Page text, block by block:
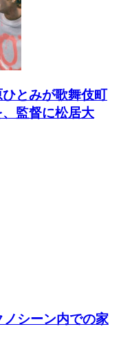
ひとみが歌舞伎町
監督に松居大
シーン内での家